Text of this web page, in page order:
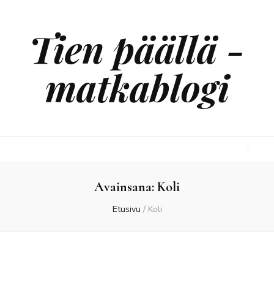
Tien päällä -
matkablogi
Avainsana:Koli
Etusivu / Koli